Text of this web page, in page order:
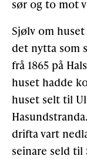
sør og to mot
Sjølv om
det nytta som
frå 1865 på
huset hadde
huset selt til
drifta vart
seinare seld til